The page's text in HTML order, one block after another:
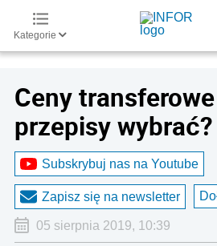
Kategorie
Ceny
przepisy wybrać?
Subskrybuj nas na Youtube
Zapisz się na newsletter
05 sierpnia 2019, 10:39